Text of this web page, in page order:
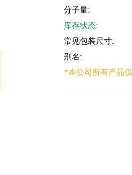
分子量:
库存状态:
常见包装尺寸:
别名:
*本公司所有产品仅